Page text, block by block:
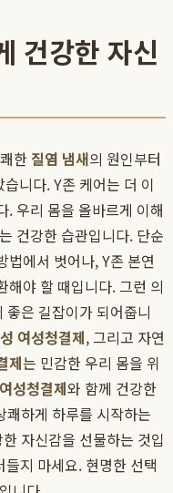
건강한 자신
한 질염 냄새의 원인부터
니다. Y존 케어는 더 이
. 우리 몸을 올바르게 이해
건강한 습관입니다. 단순
법에서 벗어나, Y존 본연
해야 할 때입니다. 그런 의
좋은 길잡이가 되어줍니
여성청결제, 그리고 자연
제는 민감한 우리 몸을 위
성청결제와 함께 건강한
쾌하게 하루를 시작하는
자신감을 선물하는 것입
지 마세요. 현명한 선택